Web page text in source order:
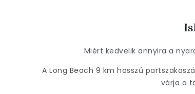
Miért kedvelik annyira a
A Long Beach 9 km hosszú
várja a